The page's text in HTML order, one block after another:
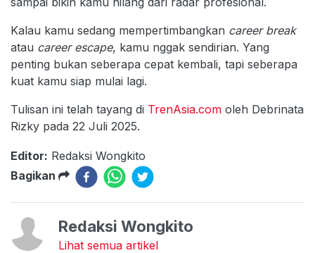
Kalau kamu sedang mempertimbangkan career break
atau career escape, kamu nggak sendirian. Yang
penting bukan seberapa cepat kembali, tapi seberapa
kuat kamu siap mulai lagi.
Tulisan ini telah tayang di TrenAsia.com oleh Debrinata
Rizky pada 22 Juli 2025.
Editor: Redaksi Wongkito
Bagikan
Redaksi Wongkito
Lihat semua artikel